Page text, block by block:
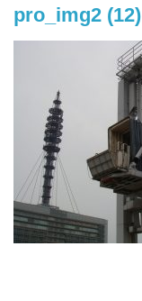
pro_img2 (12)